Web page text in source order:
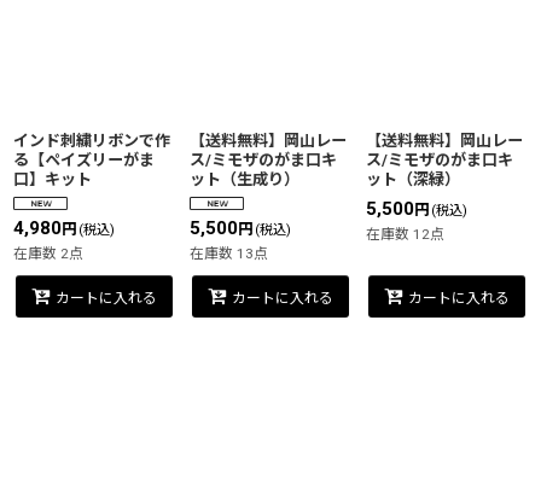
インド刺繍リボンで作
る【ペイズリーがま
口】キット
4,980円 (税込)
在庫数 2点
カートに入れる
【送料無料】岡山レー
ス/ミモザのがま口キ
ット（生成り）
5,500円 (税込)
在庫数 13点
カートに入れる
【送料無料】岡山レー
ス/ミモザのがま口キ
ット（深緑）
5,500円 (税込)
在庫数 12点
カートに入れる